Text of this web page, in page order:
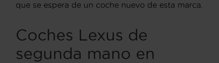
que se espera de un coche nuevo de esta marca​​.
Coches Lexus de
segunda mano en